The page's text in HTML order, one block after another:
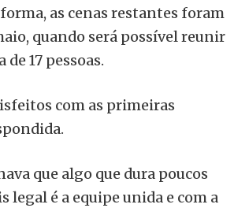
as cenas restantes foram
quando será possível reunir
17 pessoas.
com as primeiras
que algo que dura poucos
é a equipe unida e com a